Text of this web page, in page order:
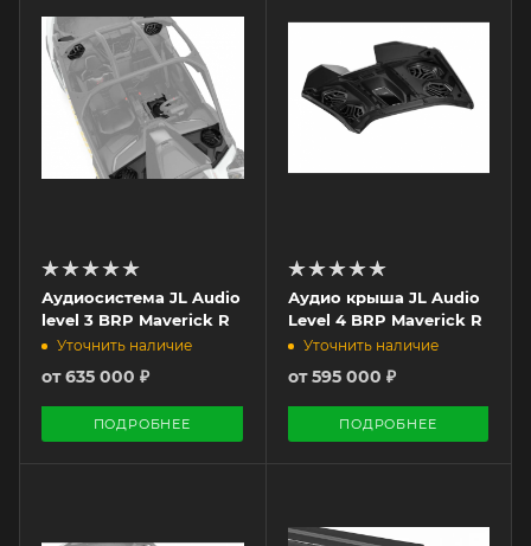
Аудиосистема JL Audio
level 3 BRP Maverick R
Уточнить наличие
от635 000 ₽
ПОДРОБНЕЕ
Аудио крыша JL Audio
Level 4 BRP Maverick R
Уточнить наличие
от595 000 ₽
ПОДРОБНЕЕ